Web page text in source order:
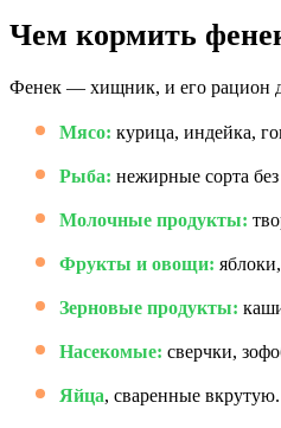
Чем кормить
Фенек — хищник, и его рацион
Мясо: курица, индейка,
Рыба: нежирные сорта без
Молочные продукты:
Фрукты и овощи:
Зерновые продукты:
Насекомые: сверчки,
Яйца, сваренные вкрутую.